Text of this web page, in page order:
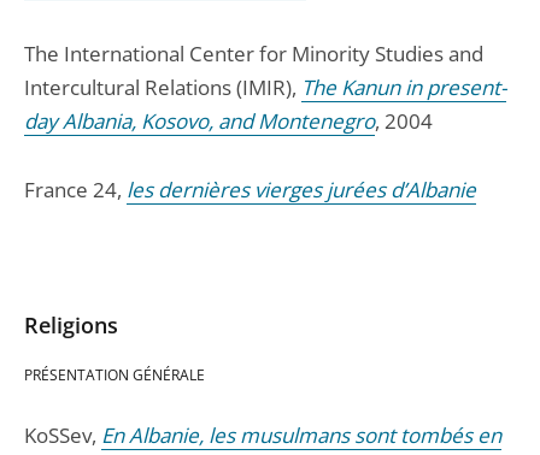
The International Center for Minority Studies and
Intercultural Relations (IMIR), The Kanun in present-
day Albania, Kosovo, and Montenegro, 2004
France 24, les dernières vierges jurées d’Albanie
Religions
PRÉSENTATION GÉNÉRALE
KoSSev, En Albanie, les musulmans sont tombés en